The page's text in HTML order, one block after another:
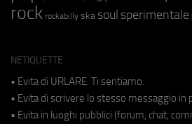
rock rockabilly ska soul sperimentale
NETIQUETTE
• Evita di URLARE. Ti sentiamo.
• Evita di scrivere lo stesso messaggio in
• Evita in luoghi pubblici (forum, chat,